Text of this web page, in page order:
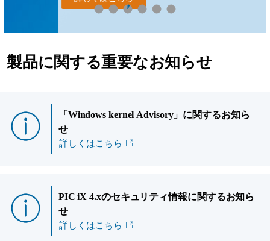
製品に関する重要なお知らせ
「Windows kernel Advisory」に関するお知ら
せ
詳しくはこちら
PIC iX 4.xのセキュリティ情報に関するお知ら
せ
詳しくはこちら